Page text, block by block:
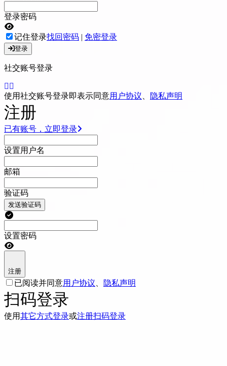
登录密码
记住登录找回密码 | 免密登录
登录
社交账号登录
使用社交账号登录即表示同意用户协议、 隐私声明
注册
已有账号，立即登录
设置用户名
邮箱
验证码
发送验证码
设置密码
注册
已阅读并同意用户协议、 隐私声明
扫码登录
使用其它方式登录或注册扫码登录